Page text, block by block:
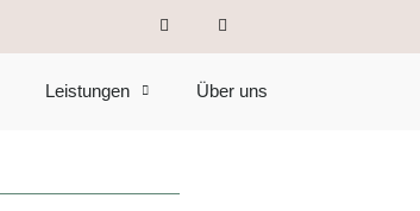
Leistungen Über uns